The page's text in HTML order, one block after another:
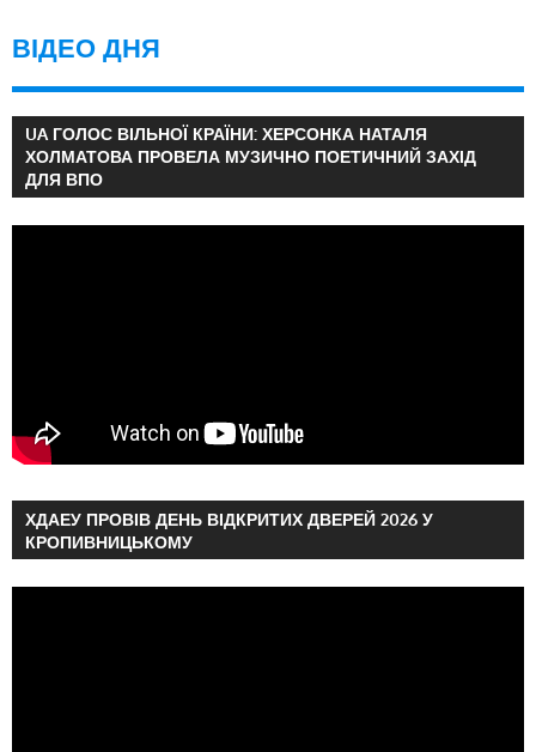
ВІДЕО ДНЯ
UA ГОЛОС ВІЛЬНОЇ КРАЇНИ: ХЕРСОНКА НАТАЛЯ
ХОЛМАТОВА ПРОВЕЛА МУЗИЧНО ПОЕТИЧНИЙ ЗАХІД
ДЛЯ ВПО
ХДАЕУ ПРОВІВ ДЕНЬ ВІДКРИТИХ ДВЕРЕЙ 2026 У
КРОПИВНИЦЬКОМУ